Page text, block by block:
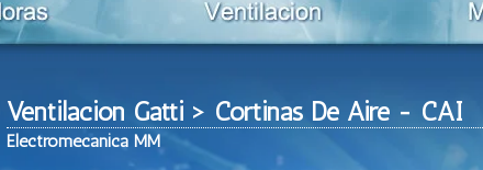
Ventilacion Gatti > Cortinas De Aire - CAI
Electromecanica MM